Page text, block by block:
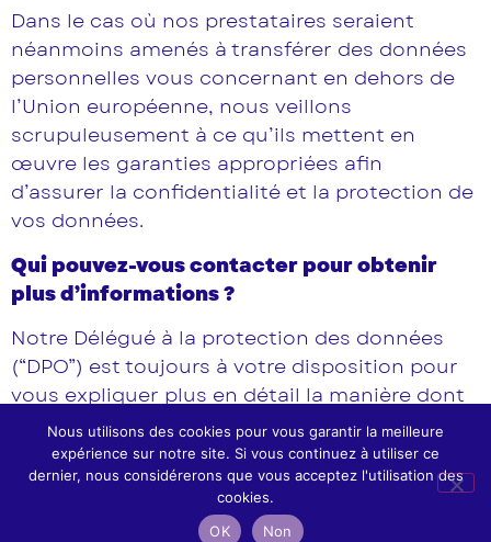
Dans le cas où nos prestataires seraient
néanmoins amenés à transférer des données
personnelles vous concernant en dehors de
l’Union européenne, nous veillons
scrupuleusement à ce qu’ils mettent en
œuvre les garanties appropriées afin
d’assurer la confidentialité et la protection de
vos données.
Qui pouvez-vous contacter pour obtenir
plus d’informations ?
Notre Délégué à la protection des données
(“DPO”) est toujours à votre disposition pour
vous expliquer plus en détail la manière dont
nous traitons vos données et pour répondre à
vos questions sur le sujet à l’adresse suivante
: secretariat@challengeservices.fr.
Comment pouvez-vous contacter la CNIL ?
Nous utilisons des cookies pour vous garantir la meilleure
expérience sur notre site. Si vous continuez à utiliser ce
dernier, nous considérerons que vous acceptez l'utilisation des
cookies.
OK
Non